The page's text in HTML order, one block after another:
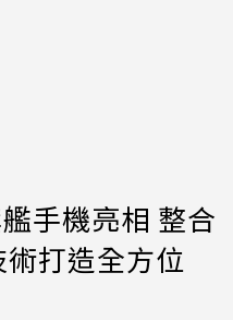
手機亮相 整合
打造全方位